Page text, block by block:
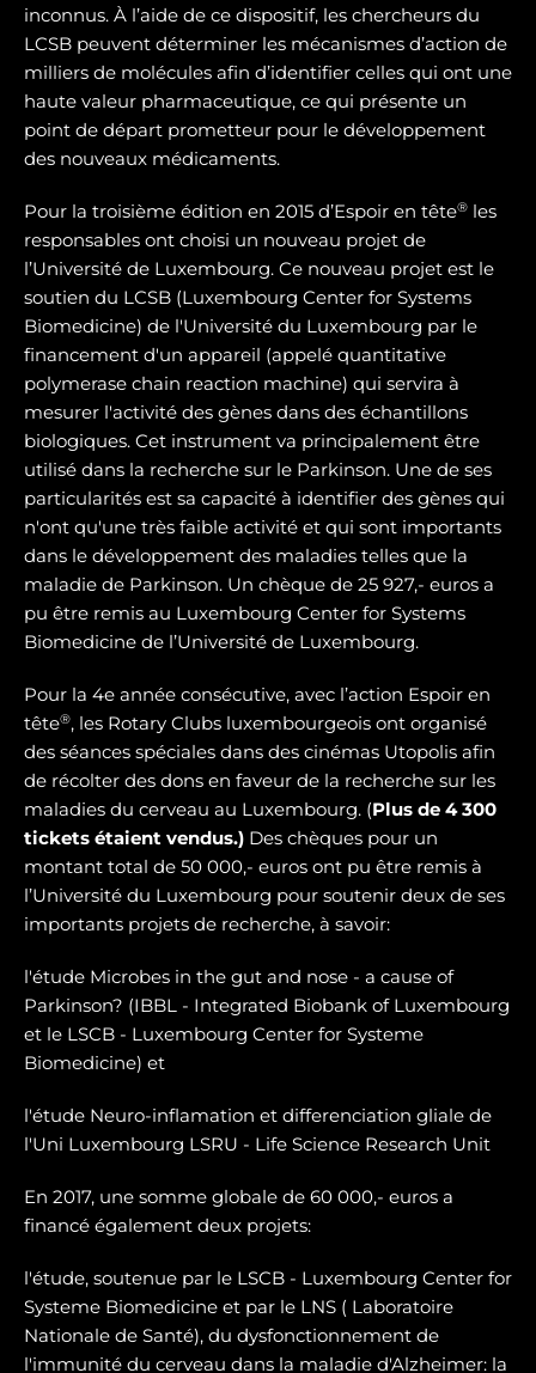
inconnus. À l’aide de ce dispositif, les chercheurs du
LCSB peuvent déterminer les mécanismes d’action de
milliers de molécules afin d’identifier celles qui ont une
haute valeur pharmaceutique, ce qui présente un
point de départ prometteur pour le développement
des nouveaux médicaments.
Pour la troisième édition en 2015 d’Espoir en tête® les
responsables ont choisi un nouveau projet de
l’Université de Luxembourg. Ce nouveau projet est le
soutien du LCSB (Luxembourg Center for Systems
Biomedicine) de l'Université du Luxembourg par le
financement d'un appareil (appelé quantitative
polymerase chain reaction machine) qui servira à
mesurer l'activité des gènes dans des échantillons
biologiques. Cet instrument va principalement être
utilisé dans la recherche sur le Parkinson. Une de ses
particularités est sa capacité à identifier des gènes qui
n'ont qu'une très faible activité et qui sont importants
dans le développement des maladies telles que la
maladie de Parkinson. Un chèque de 25 927,- euros a
pu être remis au Luxembourg Center for Systems
Biomedicine de l’Université de Luxembourg.
Pour la 4e année consécutive, avec l’action Espoir en
tête®, les Rotary Clubs luxembourgeois ont organisé
des séances spéciales dans des cinémas Utopolis afin
de récolter des dons en faveur de la recherche sur les
maladies du cerveau au Luxembourg. (Plus de 4 300
tickets étaient vendus.) Des chèques pour un
montant total de 50 000,- euros ont pu être remis à
l’Université du Luxembourg pour soutenir deux de ses
importants projets de recherche, à savoir:
l'étude Microbes in the gut and nose - a cause of
Parkinson? (IBBL - Integrated Biobank of Luxembourg
et le LSCB - Luxembourg Center for Systeme
Biomedicine) et
l'étude Neuro-inflamation et differenciation gliale de
l'Uni Luxembourg LSRU - Life Science Research Unit
En 2017, une somme globale de 60 000,- euros a
financé également deux projets:
l'étude, soutenue par le LSCB - Luxembourg Center for
Systeme Biomedicine et par le LNS ( Laboratoire
Nationale de Santé), du dysfonctionnement de
l'immunité du cerveau dans la maladie d'Alzheimer: la